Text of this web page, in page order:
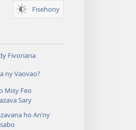
Fisehony
Fivoriana
ny Vaovao?
Misy Feo
Sary
ho An’ny